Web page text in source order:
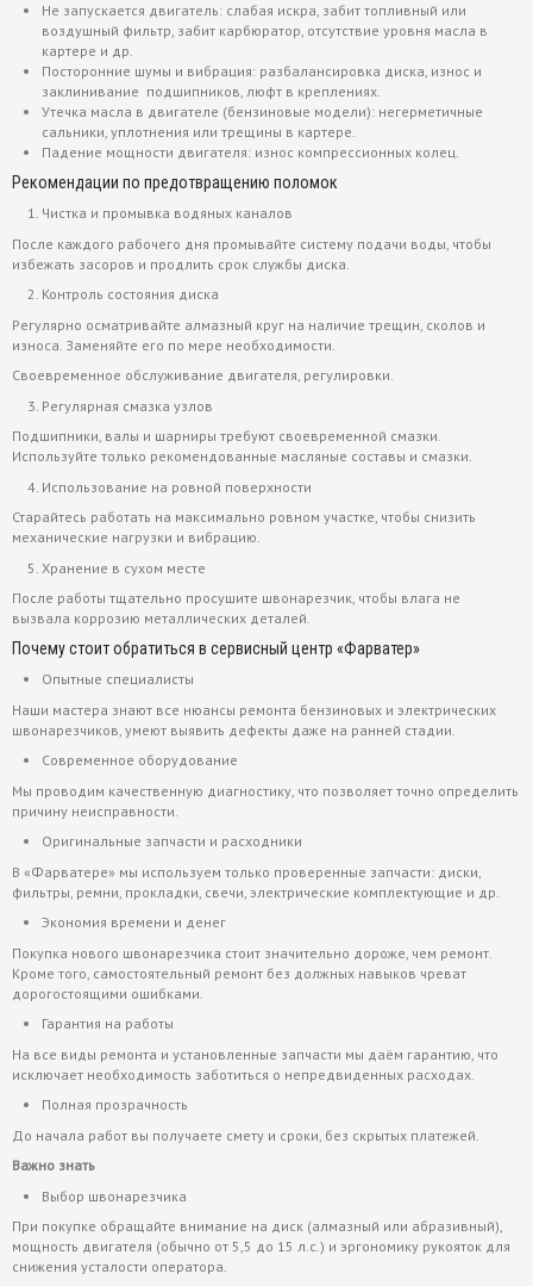
Не запускается двигатель: слабая искра, забит топливный или
воздушный фильтр, забит карбюратор, отсутствие уровня масла в
картере и др.
Посторонние шумы и вибрация: разбалансировка диска, износ и
заклинивание подшипников, люфт в креплениях.
Утечка масла в двигателе (бензиновые модели): негерметичные
сальники, уплотнения или трещины в картере.
Падение мощности двигателя: износ компрессионных колец.
Рекомендации по предотвращению поломок
Чистка и промывка водяных каналов
После каждого рабочего дня промывайте систему подачи воды, чтобы
избежать засоров и продлить срок службы диска.
Контроль состояния диска
Регулярно осматривайте алмазный круг на наличие трещин, сколов и
износа. Заменяйте его по мере необходимости.
Своевременное обслуживание двигателя, регулировки.
Регулярная смазка узлов
Подшипники, валы и шарниры требуют своевременной смазки.
Используйте только рекомендованные масляные составы и смазки.
Использование на ровной поверхности
Старайтесь работать на максимально ровном участке, чтобы снизить
механические нагрузки и вибрацию.
Хранение в сухом месте
После работы тщательно просушите швонарезчик, чтобы влага не
вызвала коррозию металлических деталей.
Почему стоит обратиться в сервисный центр «Фарватер»
Опытные специалисты
Наши мастера знают все нюансы ремонта бензиновых и электрических
швонарезчиков, умеют выявить дефекты даже на ранней стадии.
Современное оборудование
Мы проводим качественную диагностику, что позволяет точно определить
причину неисправности.
Оригинальные запчасти и расходники
В «Фарватере» мы используем только проверенные запчасти: диски,
фильтры, ремни, прокладки, свечи, электрические комплектующие и др.
Экономия времени и денег
Покупка нового швонарезчика стоит значительно дороже, чем ремонт.
Кроме того, самостоятельный ремонт без должных навыков чреват
дорогостоящими ошибками.
Гарантия на работы
На все виды ремонта и установленные запчасти мы даём гарантию, что
исключает необходимость заботиться о непредвиденных расходах.
Полная прозрачность
До начала работ вы получаете смету и сроки, без скрытых платежей.
Важно знать
Выбор швонарезчика
При покупке обращайте внимание на диск (алмазный или абразивный),
мощность двигателя (обычно от 5,5 до 15 л.с.) и эргономику рукояток для
снижения усталости оператора.